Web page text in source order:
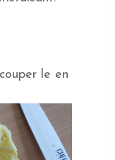
le en